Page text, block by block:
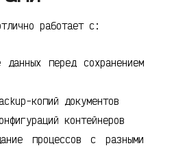
работает с:
данных перед сохранением
копий документов
контейнеров
процессов с разными